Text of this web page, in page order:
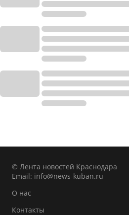
© Лента новостей Краснодара
Email: info@news-kuban.ru
О нас
Контакты